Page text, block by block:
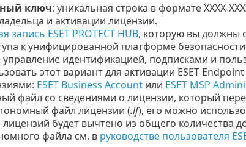
ключ: уникальная строка в формате XXXX-
и активации лицензии.
запись ESET PROTECT HUB, которую вы должны
к унифицированной платформе безопасности
идентификацией, подписками и
этот вариант для активации ESET
ESET Business Accountили ESET MSP
файл со сведениями о лицензии, который
файл лицензии (.lf), его можно
будет вычтено из общего количества
файла см. в руководстве пользователя